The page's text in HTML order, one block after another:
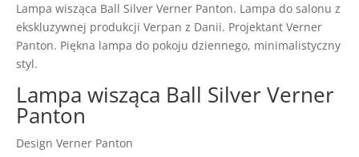
Lampa wisząca Ball Silver Verner Panton. Lampa do salonu z
ekskluzywnej produkcji Verpan z Danii. Projektant Verner
Panton. Piękna lampa do pokoju dziennego, minimalistyczny
styl.
Lampa wisząca Ball Silver Verner
Panton
Design Verner Panton